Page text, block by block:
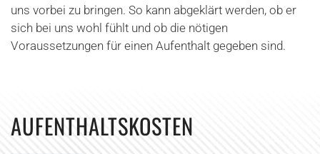
uns vorbei zu bringen. So kann abgeklärt werden, ob er
sich bei uns wohl fühlt und ob die nötigen
Voraussetzungen für einen Aufenthalt gegeben sind.
AUFENTHALTSKOSTEN